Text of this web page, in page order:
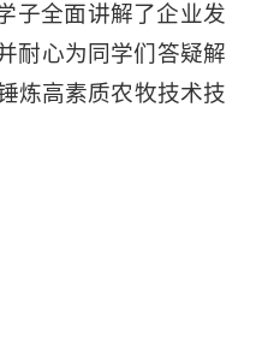
子全面讲解了企业发
耐心为同学们答疑解
炼高素质农牧技术技